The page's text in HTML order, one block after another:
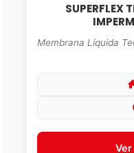
SUPERFLEX
Membrana Líquida